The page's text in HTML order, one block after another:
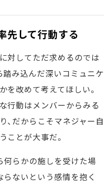
先して行動する
対してただ求めるのでは
踏み込んだ深いコミュニケ
を改めて考えてほしい。
行動はメンバーからみる
、だからこそマネジャー自
ことが大事だ。
らかの施しを受けた場
らないという感情を抱く